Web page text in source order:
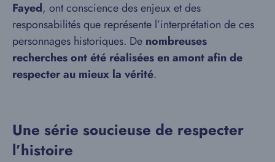
Fayed, ont conscience des enjeux et des
responsabilités que représente l’interprétation de ces
personnages historiques. De nombreuses
recherches ont été réalisées en amont afin de
respecter au mieux la vérité.
Une série soucieuse de respecter
l’histoire